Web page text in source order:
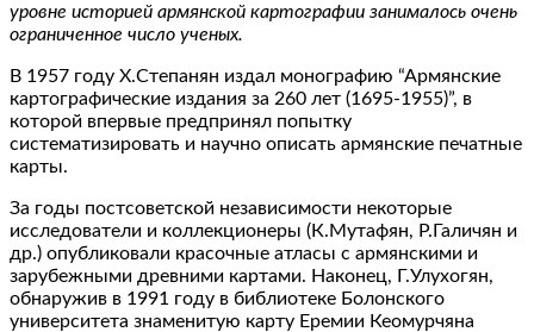
уровне историей армянской картографии занималось очень
ограниченное число ученых.
В 1957 году Х.Степанян издал монографию “Армянские
картографические издания за 260 лет (1695-1955)”, в
которой впервые предпринял попытку
систематизировать и научно описать армянские печатные
карты.
За годы постсоветской независимости некоторые
исследователи и коллекционеры (К.Мутафян, Р.Галичян и
др.) опубликовали красочные атласы с армянскими и
зарубежными древними картами. Наконец, Г.Улухогян,
обнаружив в 1991 году в библиотеке Болонского
университета знаменитую карту Еремии Кеомурчяна